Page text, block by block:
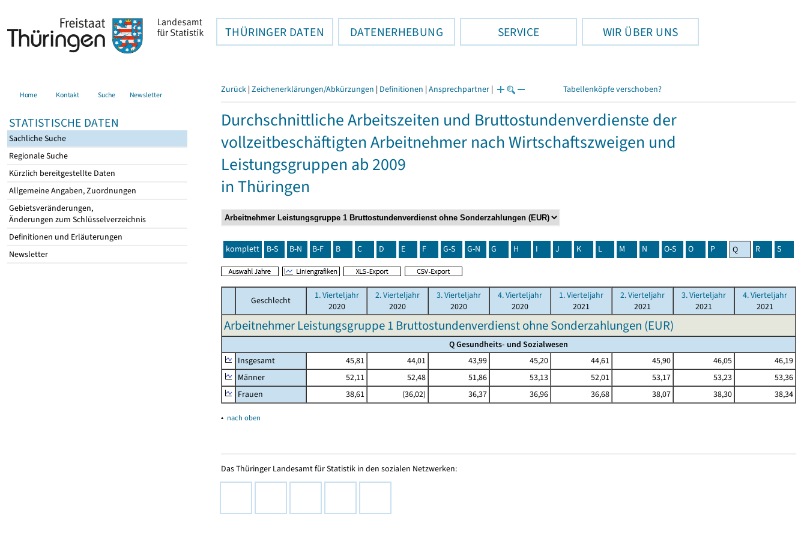
THÜRINGER DATEN DATENERHEBUNG SERVICE WIR ÜBER UNS
Home Kontakt Suche Newsletter
STATISTISCHE DATEN
Sachliche Suche
Regionale Suche
Kürzlich bereitgestellte Daten
Allgemeine Angaben, Zuordnungen
Gebietsveränderungen,
Änderungen zum Schlüsselverzeichnis
Definitionen und Erläuterungen
Newsletter
Zurück | Zeichenerklärungen/Abkürzungen | Definitionen | Ansprechpartner | Tabellenköpfe verschoben?
Durchschnittliche Arbeitszeiten und Bruttostundenverdienste der
vollzeitbeschäftigten Arbeitnehmer nach Wirtschaftszweigen und
Leistungsgruppen ab 2009
in Thüringen
komplett B-S B-N B-F B C D E F G-S G-N G H I J K L M N O-S O P Q R S
Geschlecht
1. Vierteljahr
2020
2. Vierteljahr
2020
3. Vierteljahr
2020
4. Vierteljahr
2020
1. Vierteljahr
2021
2. Vierteljahr
2021
3. Vierteljahr
2021
4. Vierteljahr
2021
Arbeitnehmer Leistungsgruppe 1 Bruttostundenverdienst ohne Sonderzahlungen (EUR)
Q Gesundheits- und Sozialwesen
Insgesamt
45,81 44,01 43,99 45,20 44,61 45,90 46,05
46,19
Männer
52,11 52,48 51,86 53,13 52,01 53,17 53,23
53,36
Frauen
38,61 (36,02) 36,37 36,96 36,68 38,07 38,30 38,34
▴ nach oben
Das Thüringer Landesamt für Statistik in den sozialen Netzwerken: